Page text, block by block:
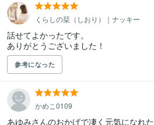
くらしの栞（しおり）｜ナッキー
話せてよかったです。
ありがとうございました！
参考になった
かめこ0109
あゆみさんのおかげで凄く元気になれ